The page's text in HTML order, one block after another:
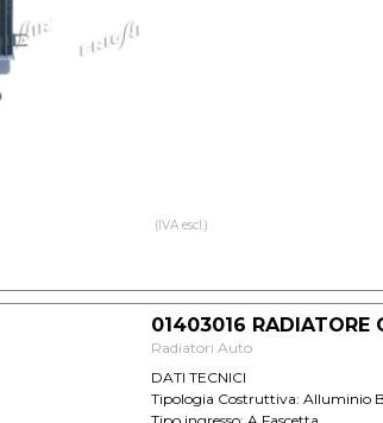
(IVA escl.)
01403016 RADIATORE
Radiatori Auto
DATI TECNICI
Tipologia Costruttiva: Alluminio